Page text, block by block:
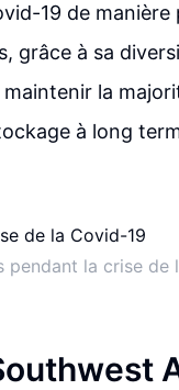
19 de manière
grâce à sa
la
à long
pendant la crise de